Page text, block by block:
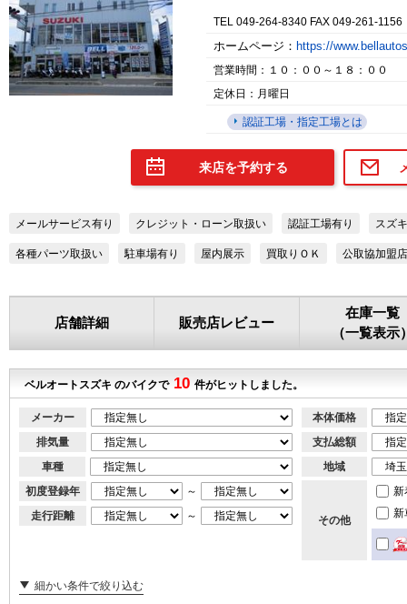
TEL 049-264-8340 FAX 049-261-1156
ホームページ： https://
営業時間：１０：００～１８：００
定休日：月曜日
認証工場・指定工場とは
来店を予約する
メールサービス有り クレジット・ローン取扱い 認証工場有り スズ
各種パーツ取扱い 駐車場有り 屋内展示 買取りＯＫ 公取協加盟店
店舗詳細 販売店レビュー
在庫一覧
（一覧表示
ベルオートスズキ のバイクで 10 件がヒットしました。
メーカー
排気量
車種
初度登録年
～
走行距離
～
本体価格
支払総額
地域
その他
新
新
細かい条件で絞り込む